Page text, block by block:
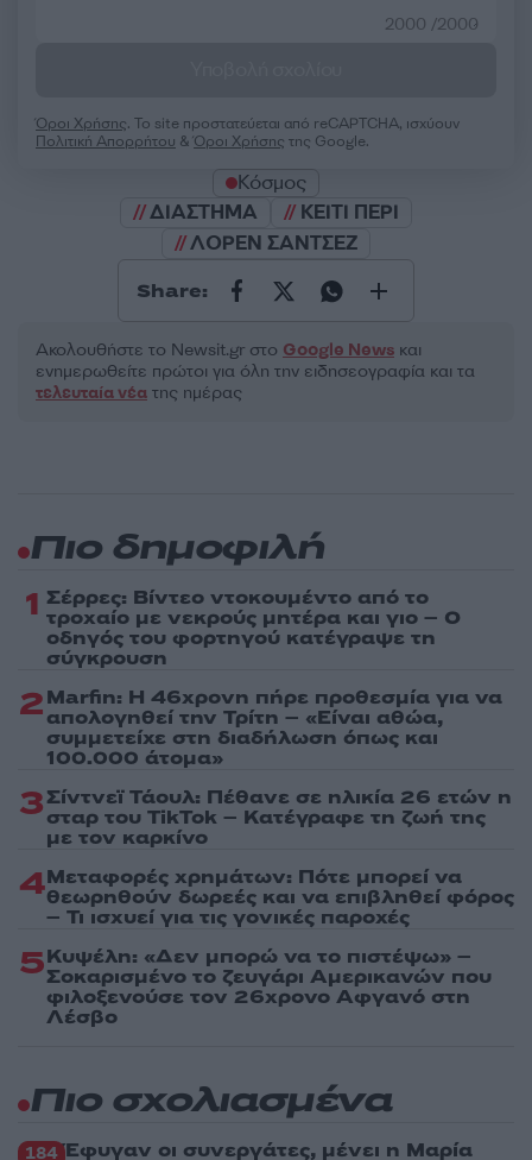
2000 /2000
Όροι Χρήσης. Το site προστατεύεται από reCAPTCHA, ισχύουν
Πολιτική Απορρήτου &Όροι Χρήσης της Google.
Κόσμος
ΔΙΑΣΤΗΜΑ
ΚΕΙΤΙ ΠΕΡΙ
ΛΟΡΕΝ ΣΑΝΤΣΕΖ
Share:
Ακολουθήστε το Νewsit.gr στο Google News και
ενημερωθείτε πρώτοι για όλη την ειδησεογραφία και τα
τελευταία νέα της ημέρας
Πιο δημοφιλή
1 Σέρρες: Βίντεο ντοκουμέντο από το
τροχαίο με νεκρούς μητέρα και γιο – Ο
οδηγός του φορτηγού κατέγραψε τη
σύγκρουση
2Marfin: Η 46χρονη πήρε προθεσμία για να
απολογηθεί την Τρίτη – «Είναι αθώα,
συμμετείχε στη διαδήλωση όπως και
100.000 άτομα»
3Σίντνεϊ Τάουλ: Πέθανε σε ηλικία 26 ετών η
σταρ του TikTok – Kατέγραφε τη ζωή της
με τον καρκίνο
4Μεταφορές χρημάτων: Πότε μπορεί να
θεωρηθούν δωρεές και να επιβληθεί φόρος
– Τι ισχυεί για τις γονικές παροχές
5Κυψέλη: «Δεν μπορώ να το πιστέψω» –
Σοκαρισμένο το ζευγάρι Αμερικανών που
φιλοξενούσε τον 26χρονο Αφγανό στη
Λέσβο
Πιο σχολιασμένα
184 Έφυγαν οι συνεργάτες, μένει η Μαρία